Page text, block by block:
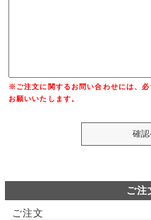
※ご注文に関するお問い合わせには、
お願いいたします。
ご注
ご注文